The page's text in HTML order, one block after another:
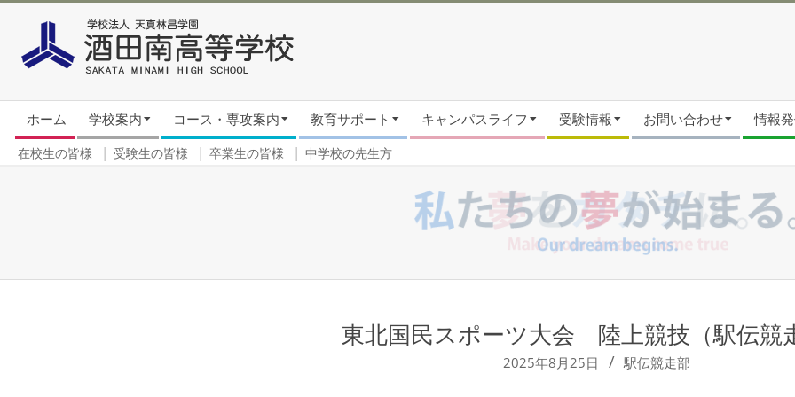
content
Secondary
Navigation
Menu
ホーム 学校案内 コース・専攻案内 教育サポート キャンパスライフ 受験情報 お問い合わせ 情報
在校生の皆様 受験生の皆様 卒業生の皆様 中学校の先生方
東北国民スポーツ大会 陸上競技（駅伝競
2025年8月25日 駅伝競走部